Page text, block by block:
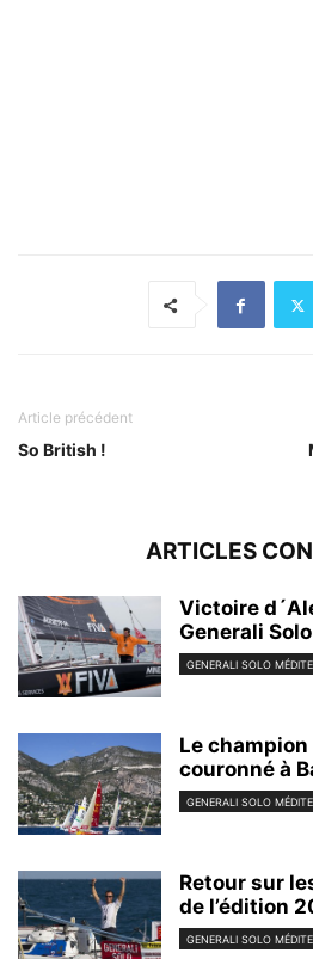
Article précédent
So British !
ARTICLES
Victoire
Generali Solo
GENERALI SOLO
Le champion
couronné à
GENERALI SOLO
Retour sur
de l’édition
GENERALI SOLO